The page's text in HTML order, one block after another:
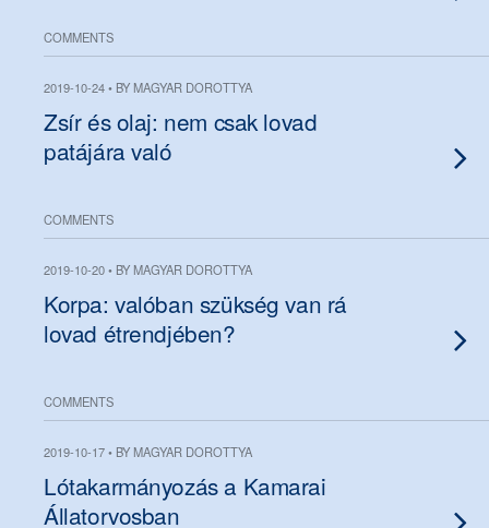
COMMENTS
2019-10-24 • BY MAGYAR DOROTTYA
Zsír és olaj: nem csak lovad
patájára való
COMMENTS
2019-10-20 • BY MAGYAR DOROTTYA
Korpa: valóban szükség van rá
lovad étrendjében?
COMMENTS
2019-10-17 • BY MAGYAR DOROTTYA
Lótakarmányozás a Kamarai
Állatorvosban